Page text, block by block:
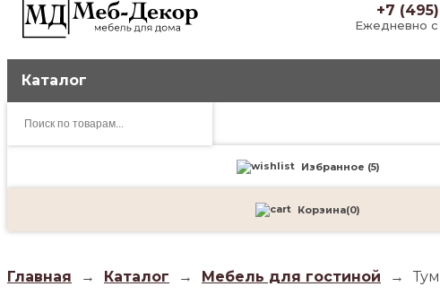
+7
Ежедневно с
Каталог
товаров
Избранное (5)
Корзина(0)
Главная → Каталог → Мебель для гостиной →